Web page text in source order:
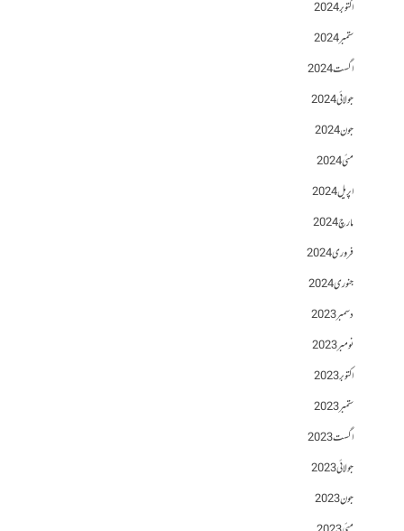
اکتوبر 2024
ستمبر 2024
اگست 2024
جولائی 2024
جون 2024
مئی 2024
اپریل 2024
مارچ 2024
فروری 2024
جنوری 2024
دسمبر 2023
نومبر 2023
اکتوبر 2023
ستمبر 2023
اگست 2023
جولائی 2023
جون 2023